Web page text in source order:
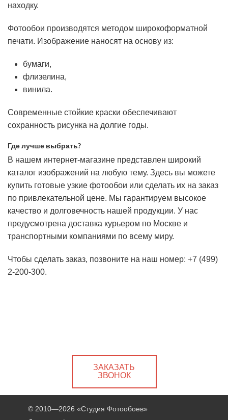
находку.
Фотообои производятся методом широкоформатной
печати. Изображение наносят на основу из:
бумаги,
флизелина,
винила.
Современные стойкие краски обеспечивают
сохранность рисунка на долгие годы.
Где лучше выбрать?
В нашем интернет-магазине представлен широкий
каталог изображений на любую тему. Здесь вы можете
купить готовые узкие фотообои или сделать их на заказ
по привлекательной цене. Мы гарантируем высокое
качество и долговечность нашей продукции. У нас
предусмотрена доставка курьером по Москве и
транспортными компаниями по всему миру.
Чтобы сделать заказ, позвоните на наш номер: +7 (499)
2-200-300.
ЗАКАЗАТЬ
ЗВОНОК
© 2010—2026 «Студия Фотообоев»